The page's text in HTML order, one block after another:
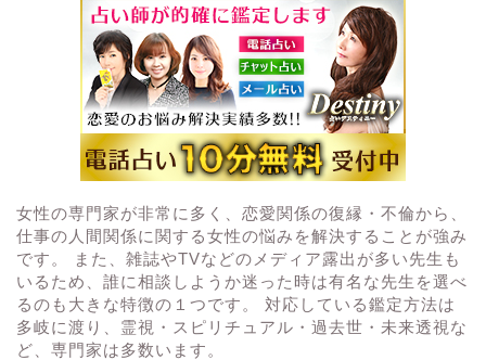
女性の専門家が非常に多く、恋愛関係の復縁・不倫から、
仕事の人間関係に関する女性の悩みを解決することが強み
です。 また、雑誌やTVなどのメディア露出が多い先生も
いるため、誰に相談しようか迷った時は有名な先生を選べ
るのも大きな特徴の１つです。 対応している鑑定方法は
多岐に渡り、霊視・スピリチュアル・過去世・未来透視な
ど、専門家は多数います。